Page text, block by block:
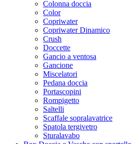
Colonna doccia
Color
Copriwater
Copriwater Dinamico
Crush
Doccette
Gancio a ventosa
Gancione
Miscelatori
Pedana doccia
Portascopini
Rompigetto
Saltelli
Scaffale sopralavatrice
Spatola tergivetro
Sturalavabo